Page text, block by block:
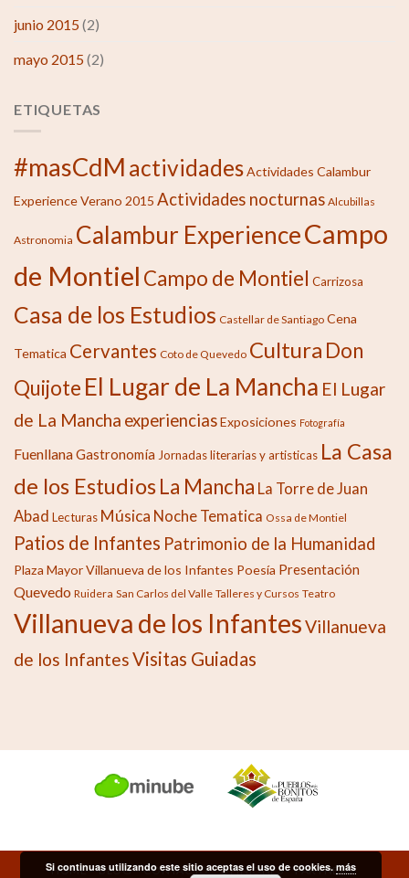
junio 2015(2)
mayo 2015(2)
ETIQUETAS
#masCdM actividadesActividades Calambur
Experience Verano 2015 Actividades nocturnas Alcubillas
Astronomia Calambur ExperienceCampo
de Montiel Campo de Montiel Carrizosa
Casa de los Estudios Castellar de Santiago Cena
Tematica Cervantes Coto de Quevedo Cultura Don
Quijote El Lugar de La Mancha El Lugar
de La Mancha experienciasExposiciones Fotografía
FuenllanaGastronomía Jornadas literarias y artisticas La Casa
de los EstudiosLa Mancha La Torre de Juan
Abad Lecturas Música Noche Tematica Ossa de Montiel
Patios de Infantes Patrimonio de la Humanidad
Plaza Mayor Villanueva de los Infantes Poesía Presentación
Quevedo Ruidera San Carlos del Valle Talleres y Cursos Teatro
Villanueva de los InfantesVillanueva
de los InfantesVisitas Guiadas
HOME BLOG CONTACTO OPINIONES
PARTNERS
Si continuas utilizando este sitio aceptas el uso de cookies.más